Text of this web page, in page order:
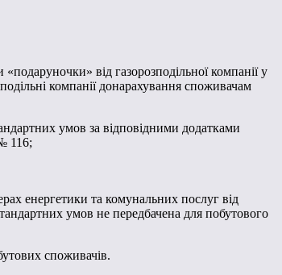
від газорозподільної компанії у
компанії донарахування споживачам
умов за відповідними додатками
116;
енергетики та комунальних послуг від
умов не передбачена для побутового
споживачів.